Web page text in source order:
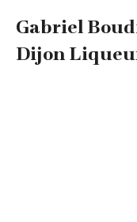
Gabriel
Dijon
Bildergalerie